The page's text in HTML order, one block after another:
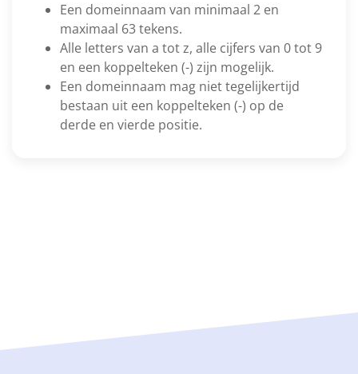
Een domeinnaam van minimaal 2 en
maximaal 63 tekens.
Alle letters van a tot z, alle cijfers van 0 tot 9
en een koppelteken (-) zijn mogelijk.
Een domeinnaam mag niet tegelijkertijd
bestaan uit een koppelteken (-) op de
derde en vierde positie.